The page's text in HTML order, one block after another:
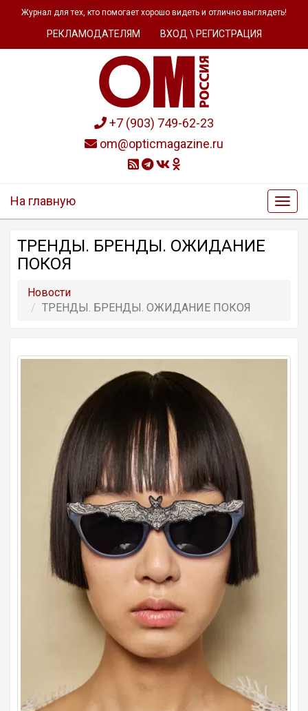
Журнал для тех, кто помогает хорошо видеть и отлично выглядеть!
РЕКЛАМОДАТЕЛЯМ ВХОД \ РЕГИСТРАЦИЯ
+7 (903) 749-62-23
om@opticmagazine.ru
На главную
ТРЕНДЫ. БРЕНДЫ. ОЖИДАНИЕ
ПОКОЯ
Новости
ТРЕНДЫ. БРЕНДЫ. ОЖИДАНИЕ ПОКОЯ